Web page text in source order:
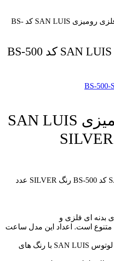
/ ساعت فلزی رومیزی SAN LUIS کد BS-
ساعت فلزی رومیزی SAN LUIS کد BS-500
ساعت فلزی رومیزی SAN LUIS
متنوع است. اعداد این مدل ساعت
ساعت های جدید رومیزی فلزی لوتوس SAN LUIS با رنگ های